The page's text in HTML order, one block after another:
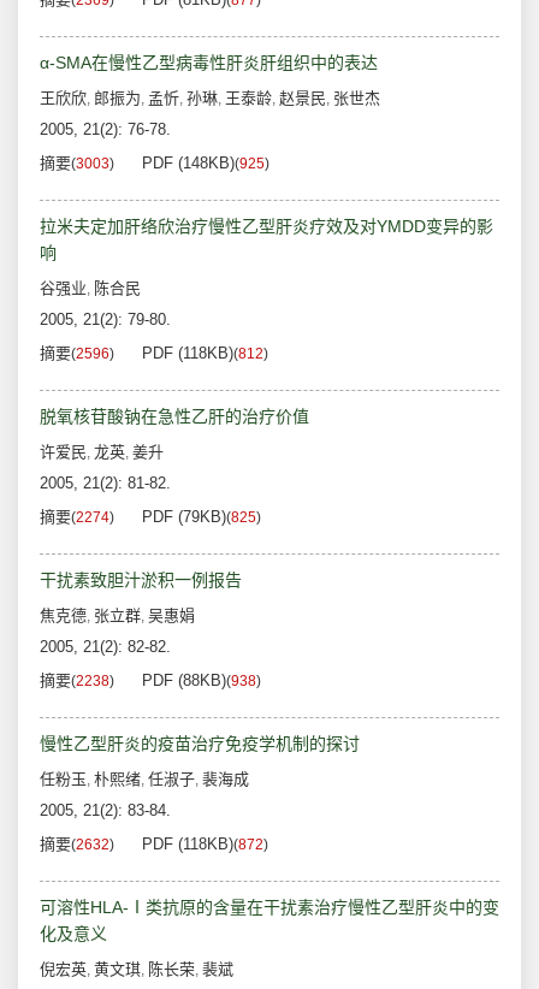
α-SMA在慢性乙型病毒性肝炎肝组织中的表达
王欣欣, 郎振为, 孟忻, 孙琳, 王泰龄, 赵景民, 张世杰
2005, 21(2): 76-78.
摘要(3003) PDF (148KB)(925)
拉米夫定加肝络欣治疗慢性乙型肝炎疗效及对YMDD变异的影
响
谷强业, 陈合民
2005, 21(2): 79-80.
摘要(2596) PDF (118KB)(812)
脱氧核苷酸钠在急性乙肝的治疗价值
许爱民, 龙英, 姜升
2005, 21(2): 81-82.
摘要(2274) PDF (79KB)(825)
干扰素致胆汁淤积一例报告
焦克德, 张立群, 吴惠娟
2005, 21(2): 82-82.
摘要(2238) PDF (88KB)(938)
慢性乙型肝炎的疫苗治疗免疫学机制的探讨
任粉玉, 朴熙绪, 任淑子, 裴海成
2005, 21(2): 83-84.
摘要(2632) PDF (118KB)(872)
可溶性HLA-Ⅰ类抗原的含量在干扰素治疗慢性乙型肝炎中的变
化及意义
倪宏英, 黄文琪, 陈长荣, 裴斌